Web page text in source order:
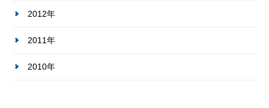
2012年
2011年
2010年